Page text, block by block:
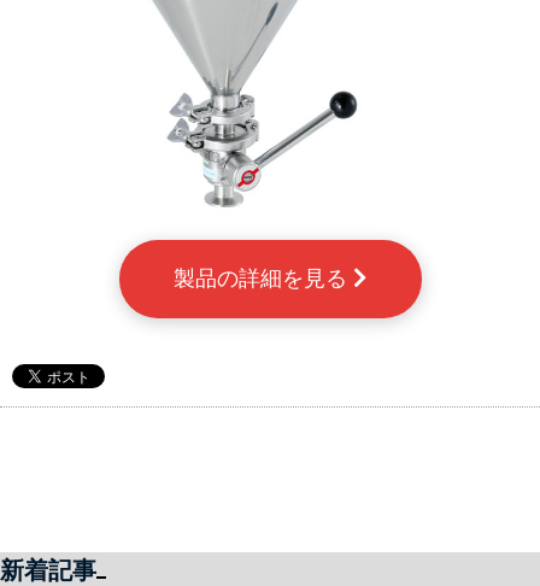
製品の詳細を見る
新着記事